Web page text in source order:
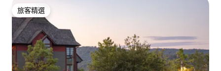
旅客精選
旅客精選